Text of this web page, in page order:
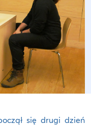
się drugi dzień